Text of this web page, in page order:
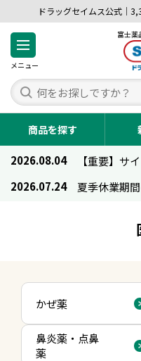
ドラッグセイムス公式｜
メニュー
富士薬
商品を探す
2026.08.04
2026.07.24
かぜ薬
鼻炎薬・点鼻
薬